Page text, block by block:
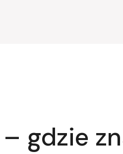
gdzie